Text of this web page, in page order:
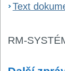
Text
RM-